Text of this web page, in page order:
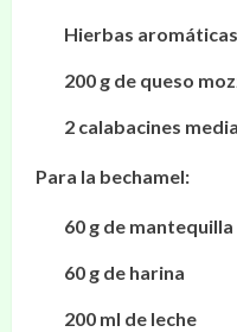
Hierbas
200 g de queso
2 calabacines
Para la bechamel:
60 g de mantequilla
60 g de harina
200 ml de leche